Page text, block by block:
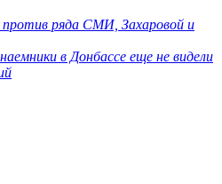
против ряда СМИ, Захаровой и
в Донбассе еще не видели